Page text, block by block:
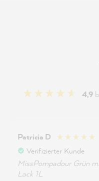
4,9
Patricia D
Verifizierter Kunde
MissPompadour Grün
Lack 1L